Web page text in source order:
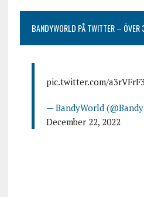
BANDYWORLD PÅ TWITTER – ÖVER
pic.twitter.com/
— BandyWorld
December 22, 2022